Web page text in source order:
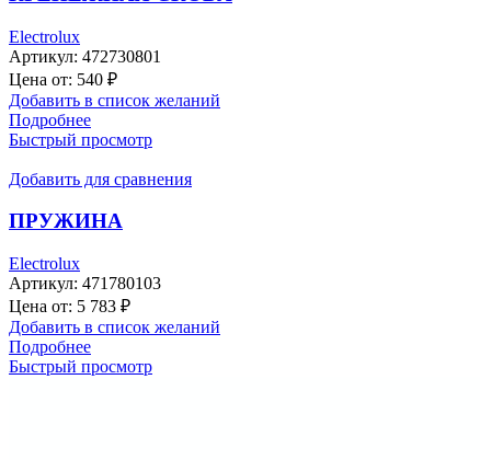
Electrolux
Артикул: 472730801
Цена от: 540 ₽
Добавить в список желаний
Подробнее
Быстрый просмотр
Добавить для сравнения
ПРУЖИНА
Electrolux
Артикул: 471780103
Цена от: 5 783 ₽
Добавить в список желаний
Подробнее
Быстрый просмотр